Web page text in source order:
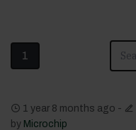
1
1 year 8 months ago -
by Microchip